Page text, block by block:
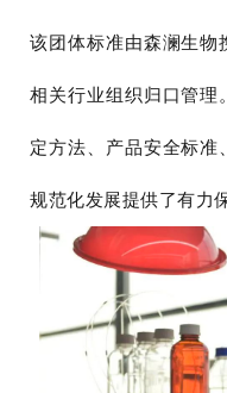
该团体标准由森澜生物
相关行业组织归口管理
定方法、产品安全标准
规范化发展提供了有力